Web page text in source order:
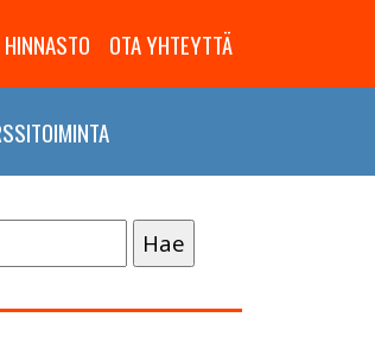
HINNASTO OTA YHTEYTTÄ